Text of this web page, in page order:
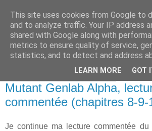
Mutant Genlab Alpha,
commentée (chapitres 8-9-
Je continue ma lecture commentée
This site uses cookies from Google to
and to analyze traffic. Your IP address
shared with Google along with
metrics to ensure quality of service,
statistics, and to detect and address
LEARN MORE GOT